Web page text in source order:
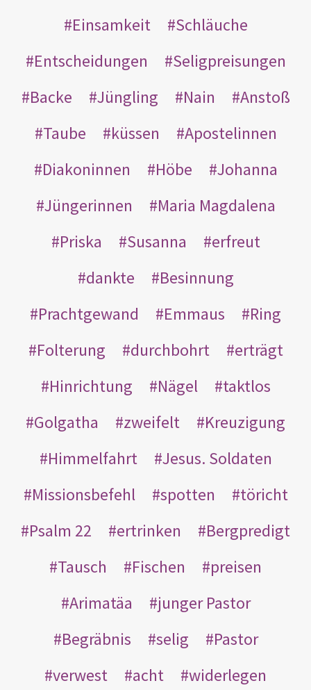
Einsamkeit
Schläuche
Entscheidungen
Seligpreisungen
Backe
Jüngling Nain
Anstoß
Taube
küssen
Apostelinnen
Diakoninnen
Höbe
Johanna
Jüngerinnen
Maria Magdalena
Priska
Susanna
erfreut
dankte
Besinnung
Prachtgewand
Emmaus
Ring
Folterung
durchbohrt
erträgt
Hinrichtung
Nägel
taktlos
Golgatha
zweifelt
Kreuzigung
Himmelfahrt
Jesus. Soldaten
Missionsbefehl
spotten
töricht
Psalm 22
ertrinken
Bergpredigt
Tausch
Fischen
preisen
Arimatäa
junger Pastor
Begräbnis
selig
Pastor
verwest
acht
widerlegen